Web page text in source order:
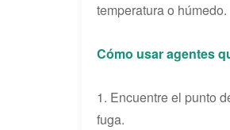
temperatura o húmedo.
Cómo usar agentes
1. Encuentre el punto
fuga.